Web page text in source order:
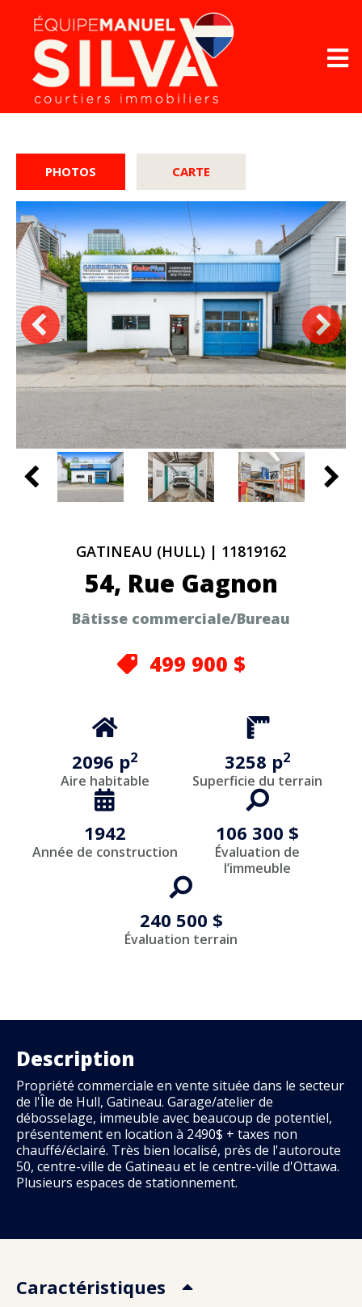
PHOTOS CARTE
GATINEAU (HULL) | 11819162
54, Rue Gagnon
Bâtisse commerciale/Bureau
499 900 $
2096 p2
Aire habitable
3258 p2
Superficie du terrain
1942
Année de construction
106 300 $
Évaluation de
l’immeuble
240 500 $
Évaluation terrain
Description
Propriété commerciale en vente située dans le secteur
de l'Île de Hull, Gatineau. Garage/atelier de
débosselage, immeuble avec beaucoup de potentiel,
présentement en location à 2490$ + taxes non
chauffé/éclairé. Très bien localisé, près de l'autoroute
50, centre-ville de Gatineau et le centre-ville d'Ottawa.
Plusieurs espaces de stationnement.
Caractéristiques